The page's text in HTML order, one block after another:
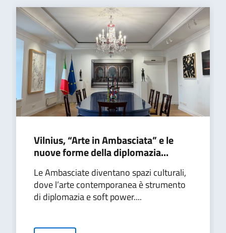
Vilnius, “Arte in Ambasciata” e le
nuove forme della diplomazia...
Le Ambasciate diventano spazi culturali,
dove l’arte contemporanea è strumento
di diplomazia e soft power....